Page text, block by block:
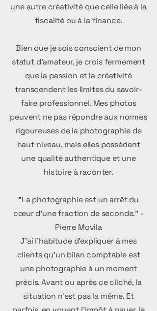
une autre créativité que celle liée à la
fiscalité ou à la finance.
Bien que je sois conscient de mon
statut d'amateur, je crois fermement
que la passion et la créativité
transcendent les limites du savoir-
faire professionnel. Mes photos
peuvent ne pas répondre aux normes
rigoureuses de la photographie de
haut niveau, mais elles possèdent
une qualité authentique et une
histoire à raconter.
"La photographie est un arrêt du
cœur d'une fraction de seconde." -
Pierre Movila
J’ai l’habitude d’expliquer à mes
clients qu’un bilan comptable est
une photographie à un moment
précis. Avant ou après ce cliché, la
situation n’est pas la même. Et